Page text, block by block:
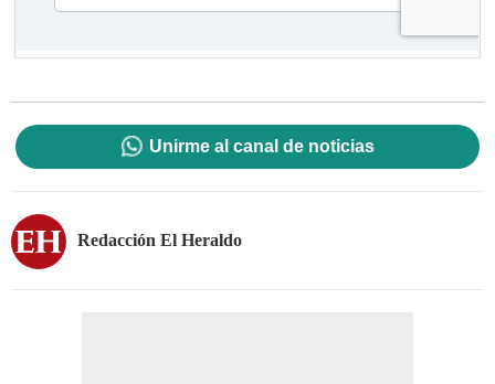
Unirme al canal de noticias
Redacción El Heraldo